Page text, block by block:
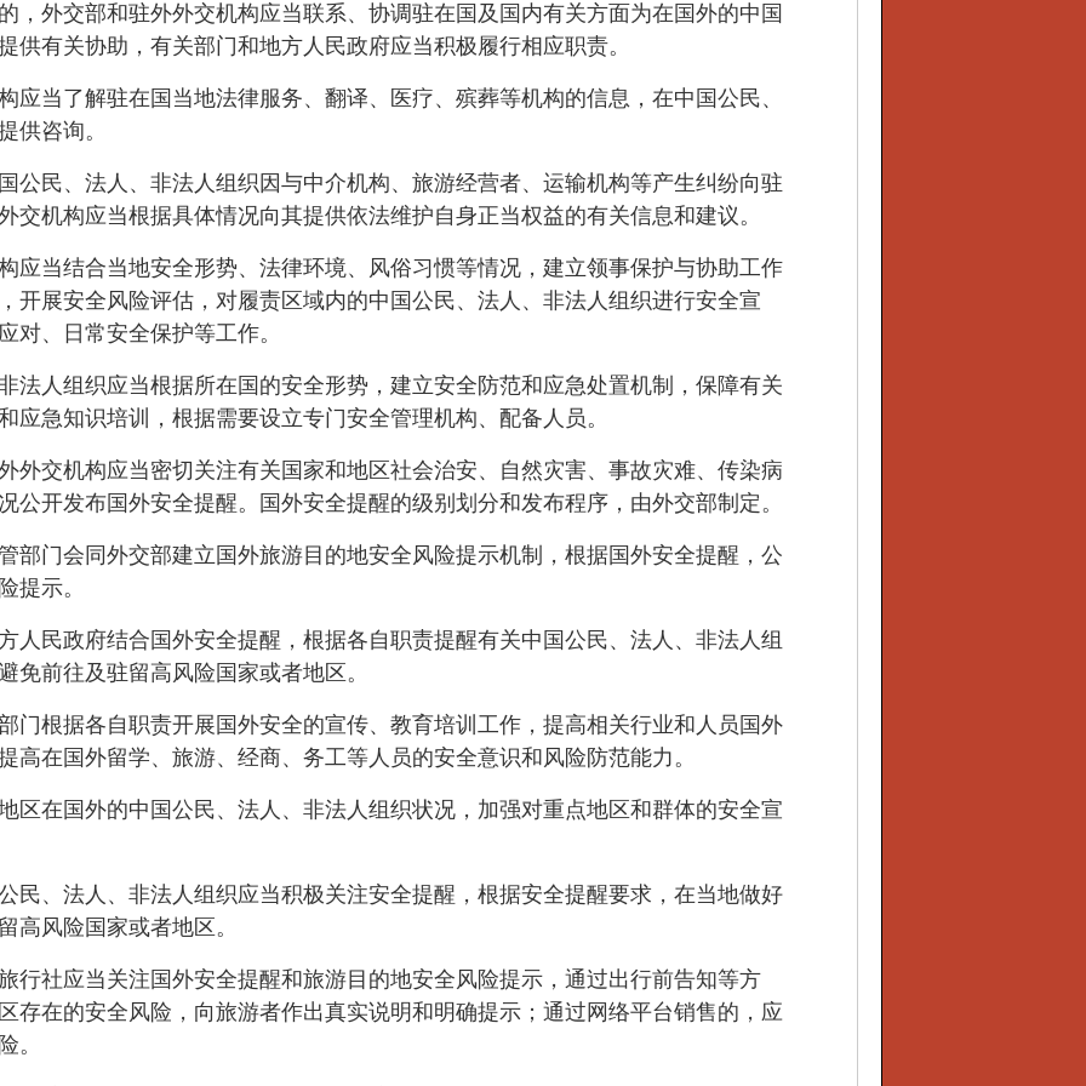
交部和驻外外交机构应当联系、协调驻在国及国内有关方面为在国外的中国
供有关协助，有关部门和地方人民政府应当积极履行相应职责。
了解驻在国当地法律服务、翻译、医疗、殡葬等机构的信息，在中国公民、
供咨询。
、法人、非法人组织因与中介机构、旅游经营者、运输机构等产生纠纷向驻
交机构应当根据具体情况向其提供依法维护自身正当权益的有关信息和建议。
结合当地安全形势、法律环境、风俗习惯等情况，建立领事保护与协助工作
开展安全风险评估，对履责区域内的中国公民、法人、非法人组织进行安全宣
对、日常安全保护等工作。
组织应当根据所在国的安全形势，建立安全防范和应急处置机制，保障有关
应急知识培训，根据需要设立专门安全管理机构、配备人员。
机构应当密切关注有关国家和地区社会治安、自然灾害、事故灾难、传染病
公开发布国外安全提醒。国外安全提醒的级别划分和发布程序，由外交部制定。
会同外交部建立国外旅游目的地安全风险提示机制，根据国外安全提醒，公
提示。
政府结合国外安全提醒，根据各自职责提醒有关中国公民、法人、非法人组
免前往及驻留高风险国家或者地区。
据各自职责开展国外安全的宣传、教育培训工作，提高相关行业和人员国外
高在国外留学、旅游、经商、务工等人员的安全意识和风险防范能力。
国外的中国公民、法人、非法人组织状况，加强对重点地区和群体的安全宣
法人、非法人组织应当积极关注安全提醒，根据安全提醒要求，在当地做好
高风险国家或者地区。
应当关注国外安全提醒和旅游目的地安全风险提示，通过出行前告知等方
存在的安全风险，向旅游者作出真实说明和明确提示；通过网络平台销售的，应
。